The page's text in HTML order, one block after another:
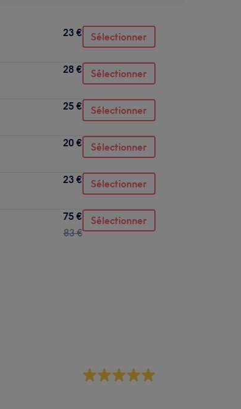
23 € Sélectionner
28 € Sélectionner
25 € Sélectionner
20 € Sélectionner
23 € Sélectionner
75 €
83 €
Sélectionner